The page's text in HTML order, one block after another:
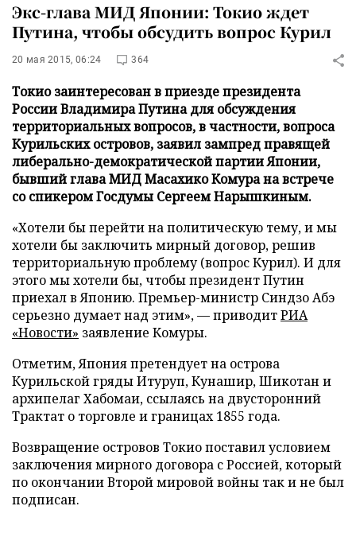
Экс-глава МИД Японии: Токио ждет
Путина, чтобы обсудить вопрос Курил
20 мая 2015, 06:24 364
Токио заинтересован в приезде президента
России Владимира Путина для обсуждения
территориальных вопросов, в частности, вопроса
Курильских островов, заявил зампред правящей
либерально-демократической партии Японии,
бывший глава МИД Масахико Комура на встрече
со спикером Госдумы Сергеем Нарышкиным.
«Хотели бы перейти на политическую тему, и мы
хотели бы заключить мирный договор, решив
территориальную проблему (вопрос Курил). И для
этого мы хотели бы, чтобы президент Путин
приехал в Японию. Премьер-министр Синдзо Абэ
серьезно думает над этим», — приводитРИА
«Новости» заявление Комуры.
Отметим, Япония претендует на острова
Курильской гряды Итуруп, Кунашир, Шикотан и
архипелаг Хабомаи, ссылаясь на двусторонний
Трактат о торговле и границах 1855 года.
Возвращение островов Токио поставил условием
заключения мирного договора с Россией, который
по окончании Второй мировой войны так и не был
подписан.